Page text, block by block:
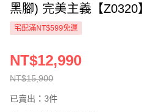
黑腳) 完美主義【Z0320】
宅配滿NT$599免運
NT$15,900
NT$12,990
已賣出：3件